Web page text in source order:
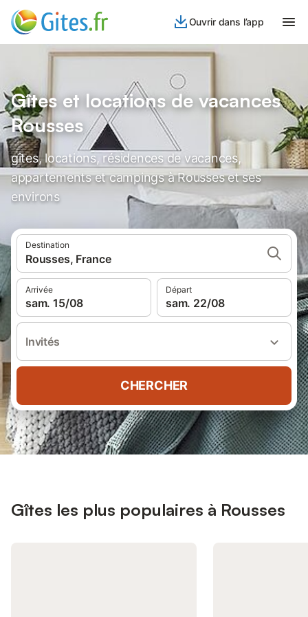
Ouvrir dans l’app
Gîtes et locations de vacances
Rousses
gîtes, locations, résidences de vacances,
appartements et campings à Rousses et ses
environs
Destination
Rousses, France
Arrivée
sam. 15/08
Départ
sam. 22/08
Invités
CHERCHER
Gîtes les plus populaires à Rousses